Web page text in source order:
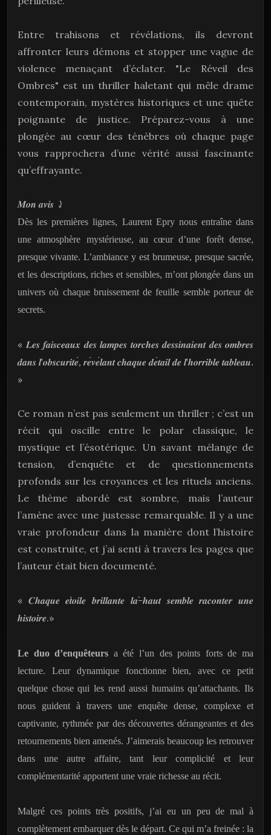
Entre trahisons et révélations, ils devront
affronter leurs démons et stopper une vague de
violence menaçant d’éclater. "Le Réveil des
Ombres" est un thriller haletant qui mêle drame
contemporain, mystères historiques et une quête
poignante de justice. Préparez-vous à une
plongée au cœur des ténèbres où chaque page
vous rapprochera d’une vérité aussi fascinante
qu’effrayante.
𝑴𝒐𝒏 𝒂𝒗𝒊𝒔 ⤸
Dès les premières lignes, Laurent Epry nous entraîne dans
une atmosphère mystérieuse, au cœur d’une forêt dense,
presque vivante. L’ambiance y est brumeuse, presque sacrée,
et les descriptions, riches et sensibles, m’ont plongée dans un
univers où chaque bruissement de feuille semble porteur de
secrets.
«𝑳𝒆𝒔 𝒇𝒂𝒊𝒔𝒄𝒆𝒂𝒖𝒙 𝒅𝒆𝒔 𝒍𝒂𝒎𝒑𝒆𝒔 𝒕𝒐𝒓𝒄𝒉𝒆𝒔 𝒅𝒆𝒔𝒔𝒊𝒏𝒂𝒊𝒆𝒏𝒕 𝒅𝒆𝒔 𝒐𝒎𝒃𝒓𝒆𝒔
𝒅𝒂𝒏𝒔 𝒍'𝒐𝒃𝒔𝒄𝒖𝒓𝒊𝒕𝒆́, 𝒓𝒆𝒗𝒆𝒍𝒂𝒏𝒕 𝒄𝒉𝒂𝒒𝒖𝒆 𝒅𝒆𝒕𝒂𝒊𝒍 𝒅𝒆 𝒍'𝒉𝒐𝒓𝒓𝒊𝒃𝒍𝒆 𝒕𝒂𝒃𝒍𝒆𝒂𝒖.
»
Ce roman n’est pas seulement un thriller ; c’est un
récit qui oscille entre le polar classique, le
mystique et l’ésotérique. Un savant mélange de
tension, d’enquête et de questionnements
profonds sur les croyances et les rituels anciens.
Le thème abordé est sombre, mais l’auteur
l’amène avec une justesse remarquable. Il y a une
vraie profondeur dans la manière dont l’histoire
est construite, et j’ai senti à travers les pages que
l’auteur était bien documenté.
« 𝑪𝒉𝒂𝒒𝒖𝒆 𝒆𝒕𝒐𝒊𝒍𝒆 𝒃𝒓𝒊𝒍𝒍𝒂𝒏𝒕𝒆 𝒍𝒂̀-𝒉𝒂𝒖𝒕 𝒔𝒆𝒎𝒃𝒍𝒆 𝒓𝒂𝒄𝒐𝒏𝒕𝒆𝒓 𝒖𝒏𝒆
𝒉𝒊𝒔𝒕𝒐𝒊𝒓𝒆.»
Le duo d’enquêteurs a été l’un des points forts de ma
lecture. Leur dynamique fonctionne bien, avec ce petit
quelque chose qui les rend aussi humains qu’attachants. Ils
nous guident à travers une enquête dense, complexe et
captivante, rythmée par des découvertes dérangeantes et des
retournements bien amenés. J’aimerais beaucoup les retrouver
dans une autre affaire, tant leur complicité et leur
complémentarité apportent une vraie richesse au récit.
Malgré ces points très positifs, j’ai eu un peu de mal à
complètement embarquer dès le départ. Ce qui m’a freinée : la